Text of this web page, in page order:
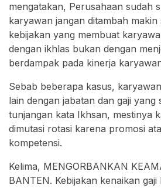
mengatakan, Perusahaan sudah
karyawan jangan ditambah makin
kebijakan yang membuat
dengan ikhlas bukan dengan
berdampak pada kinerja
Sebab beberapa kasus,
lain dengan jabatan dan gaji yang
tunjangan kata Ikhsan, mestinya
dimutasi rotasi karena promosi
kompetensi.
Kelima, MENGORBANKAN
BANTEN. Kebijakan kenaikan